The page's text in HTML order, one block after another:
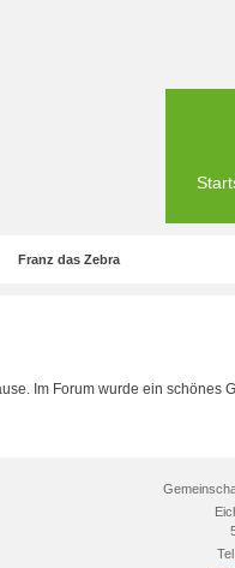
Franz das Zebra
Im Forum wurde ein schönes